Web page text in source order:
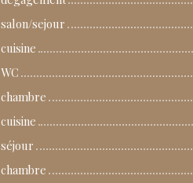
salon/sejour
cuisine
WC
chambre
cuisine
séjour
chambre